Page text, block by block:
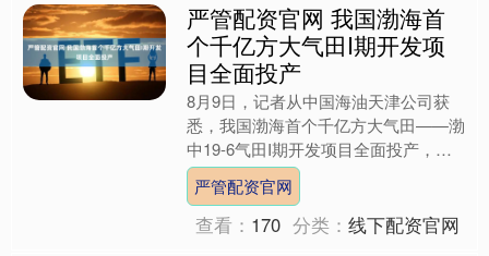
严管配资官网 我国渤海首
个千亿方大气田I期开发项
目全面投产
8月9日，记者从中国海油天津公司获
悉，我国渤海首个千亿方大气田——渤
中19-6气田I期开发项目全面投产，日
产油气当量超5200吨，开发效果超过
预期，对优化区域能....
严管配资官网
查看： 170 分类：线下配资官网